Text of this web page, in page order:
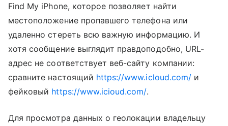
Find My iPhone, которое позволяет найти
местоположение пропавшего телефона или
удаленно стереть всю важную информацию. И
хотя сообщение выглядит правдоподобно, URL-
адрес не соответствует веб-сайту компании:
сравните настоящий https://www.icloud.com/ и
фейковый https://www.icioud.com/.
Для просмотра данных о геолокации владельцу